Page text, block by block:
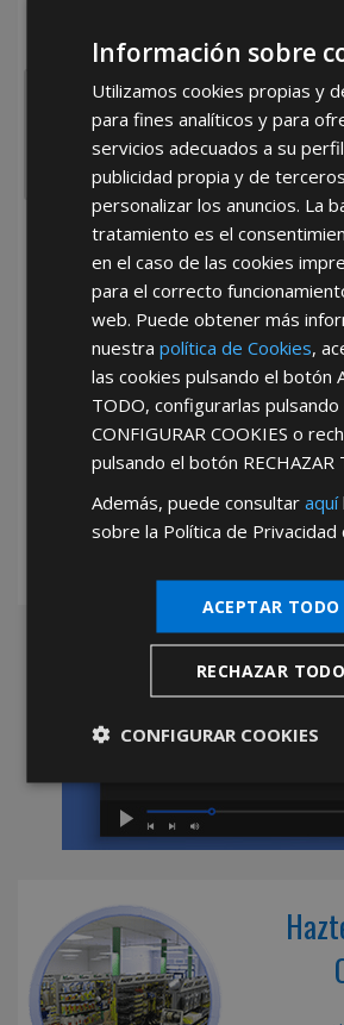
España
Portugal
He leído y acepto laPolítica
*Abstenerse particulares, sólo venta a tiendas
Información sobre
Utilizamos cookies propias y
para fines analíticos y para
servicios adecuados a su
publicidad propia y de
personalizar los anuncios. La
tratamiento es el
en el caso de las cookies
para el correcto
web. Puede obtener más
nuestrapolítica de Cookies,
las cookies pulsando el botón
TODO, configurarlas
CONFIGURAR COOKIES o
pulsando el botón RECHAZAR
Además, puede consultaraquí
sobre la Política de Privacidad
ACEPTAR TODO
RECHAZAR TODO
CONFIGURAR COOKIES